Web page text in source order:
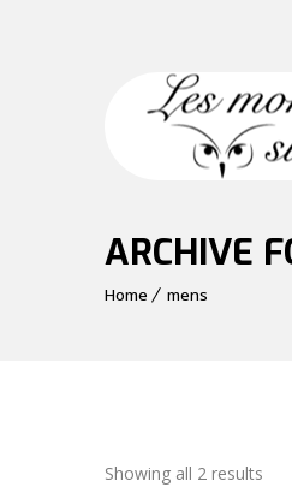
ARCHIVE
Home mens
Showing all 2 results